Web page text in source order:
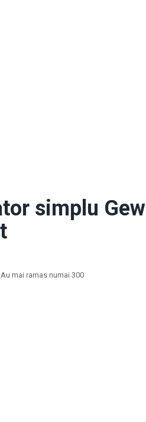
simplu
mai ramas numai 300